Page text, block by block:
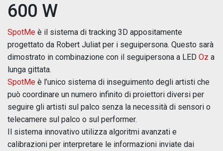
600 W
SpotMe è il sistema di tracking 3D appositamente
progettato da Robert Juliat per i seguipersona. Questo sarà
dimostrato in combinazione con il seguipersona a LED Oz a
lunga gittata.
SpotMe è l’unico sistema di inseguimento degli artisti che
può coordinare un numero infinito di proiettori diversi per
seguire gli artisti sul palco senza la necessità di sensori o
telecamere sul palco o sul performer.
Il sistema innovativo utilizza algoritmi avanzati e
calibrazioni per interpretare le informazioni inviate dai